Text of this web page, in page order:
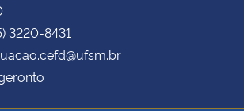
3220-8431